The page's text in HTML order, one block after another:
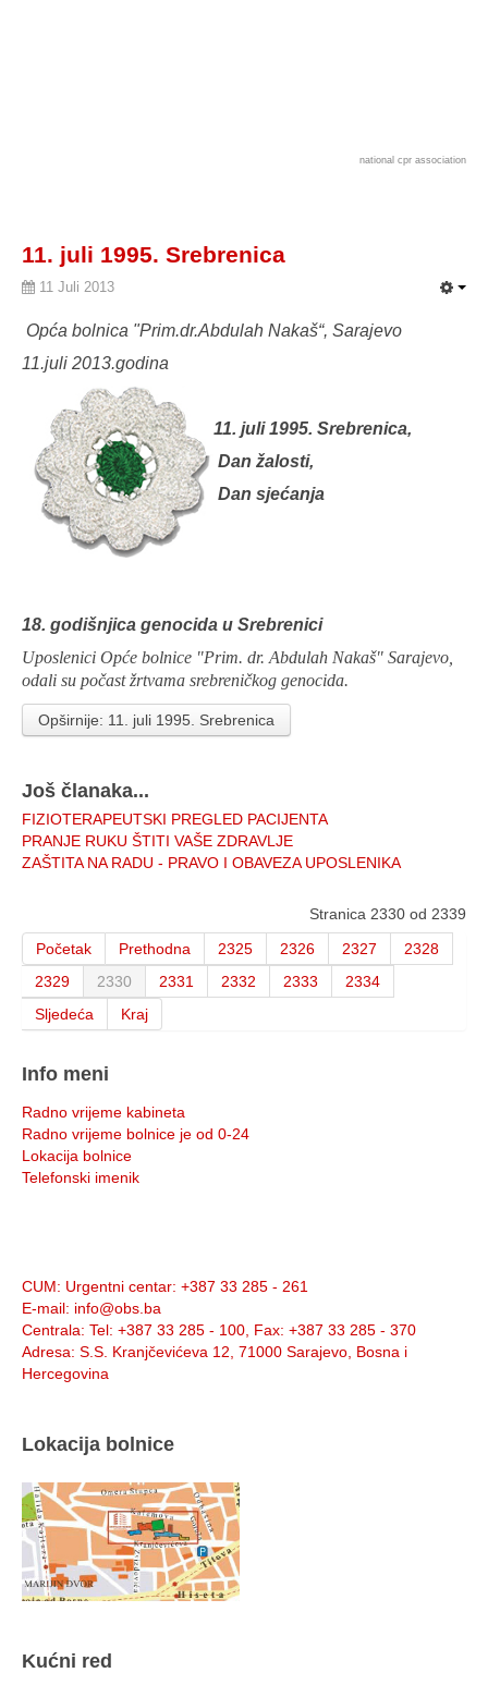
national cpr association
11. juli 1995. Srebrenica
11 Juli 2013
Opća bolnica "Prim.dr.Abdulah Nakaš“, Sarajevo
11.juli 2013.godina
11. juli 1995. Srebrenica,
Dan žalosti,
Dan sjećanja
18. godišnjica genocida u Srebrenici
Uposlenici Opće bolnice "Prim. dr. Abdulah Nakaš" Sarajevo,
odali su počast žrtvama srebreničkog genocida.
Opširnije: 11. juli 1995. Srebrenica
Još članaka...
FIZIOTERAPEUTSKI PREGLED PACIJENTA
PRANJE RUKU ŠTITI VAŠE ZDRAVLJE
ZAŠTITA NA RADU - PRAVO I OBAVEZA UPOSLENIKA
Stranica 2330 od 2339
Početak
Prethodna 2325 2326 2327
2328
2329
2330 2331 2332 2333
2334
Sljedeća
Kraj
Info meni
Radno vrijeme kabineta
Radno vrijeme bolnice je od 0-24
Lokacija bolnice
Telefonski imenik
CUM: Urgentni centar: +387 33 285 - 261
E-mail: info@obs.ba
Centrala: Tel: +387 33 285 - 100, Fax: +387 33 285 - 370
Adresa: S.S. Kranjčevićeva 12, 71000 Sarajevo, Bosna i
Hercegovina
Lokacija bolnice
Kućni red